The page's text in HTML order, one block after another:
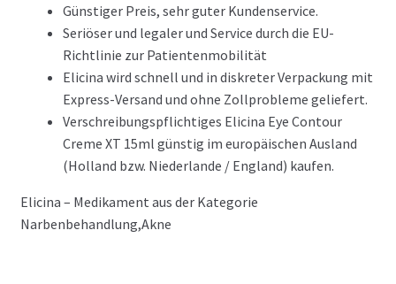
Günstiger Preis, sehr guter Kundenservice.
Seriöser und legaler und Service durch die EU-
Richtlinie zur Patientenmobilität
Elicina wird schnell und in diskreter Verpackung mit
Express-Versand und ohne Zollprobleme geliefert.
Verschreibungspflichtiges Elicina Eye Contour
Creme XT 15ml günstig im europäischen Ausland
(Holland bzw. Niederlande / England) kaufen.
Elicina – Medikament aus der Kategorie
Narbenbehandlung,Akne